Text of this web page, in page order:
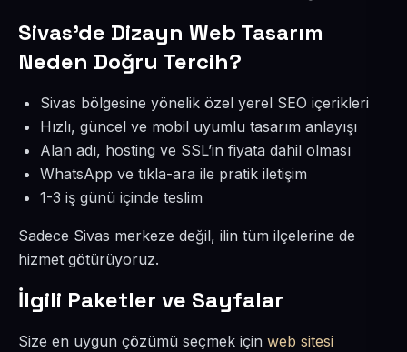
Sivas’de Dizayn Web Tasarım
Neden Doğru Tercih?
Sivas bölgesine yönelik özel yerel SEO içerikleri
Hızlı, güncel ve mobil uyumlu tasarım anlayışı
Alan adı, hosting ve SSL’in fiyata dahil olması
WhatsApp ve tıkla-ara ile pratik iletişim
1-3 iş günü içinde teslim
Sadece Sivas merkeze değil, ilin tüm ilçelerine de
hizmet götürüyoruz.
İlgili Paketler ve Sayfalar
Size en uygun çözümü seçmek için web sitesi